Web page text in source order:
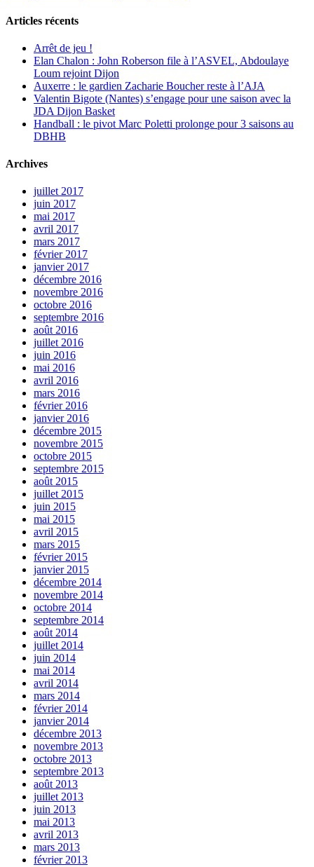
Articles récents
Arrêt de jeu !
Elan Chalon : John Roberson file à l’ASVEL, Abdoulaye
Loum rejoint Dijon
Auxerre : le gardien Zacharie Boucher reste à l’AJA
Valentin Bigote (Nantes) s’engage pour une saison avec la
JDA Dijon Basket
Handball : le pivot Marc Poletti prolonge pour 3 saisons au
DBHB
Archives
juillet 2017
juin 2017
mai 2017
avril 2017
mars 2017
février 2017
janvier 2017
décembre 2016
novembre 2016
octobre 2016
septembre 2016
août 2016
juillet 2016
juin 2016
mai 2016
avril 2016
mars 2016
février 2016
janvier 2016
décembre 2015
novembre 2015
octobre 2015
septembre 2015
août 2015
juillet 2015
juin 2015
mai 2015
avril 2015
mars 2015
février 2015
janvier 2015
décembre 2014
novembre 2014
octobre 2014
septembre 2014
août 2014
juillet 2014
juin 2014
mai 2014
avril 2014
mars 2014
février 2014
janvier 2014
décembre 2013
novembre 2013
octobre 2013
septembre 2013
août 2013
juillet 2013
juin 2013
mai 2013
avril 2013
mars 2013
février 2013